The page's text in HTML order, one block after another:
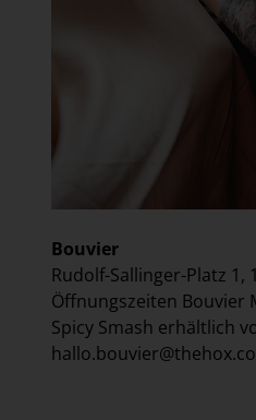
Bouvier
Rudolf-Sallinger-Platz 1,
Öffnungszeiten Bouvier
Spicy Smash erhältlich